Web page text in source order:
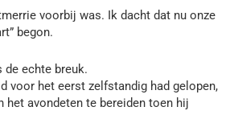
voorbij was. Ik dacht dat nu onze
begon.
de echte breuk.
voor het eerst zelfstandig had gelopen,
het avondeten te bereiden toen hij